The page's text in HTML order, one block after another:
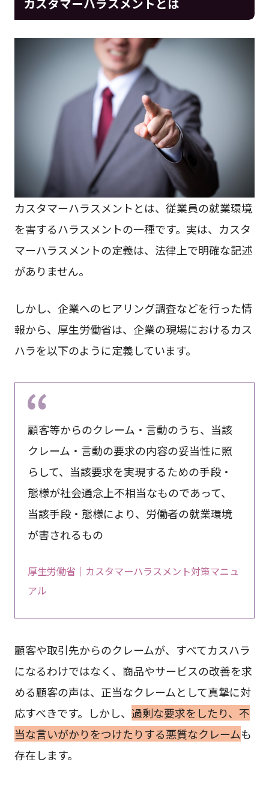
カスタマーハラスメントとは
カスタマーハラスメントとは、従業員の就業環境
を害するハラスメントの一種です。実は、カスタ
マーハラスメントの定義は、法律上で明確な記述
がありません。
しかし、企業へのヒアリング調査などを行った情
報から、厚生労働省は、企業の現場におけるカス
ハラを以下のように定義しています。
顧客等からのクレーム・言動のうち、当該
クレーム・言動の要求の内容の妥当性に照
らして、当該要求を実現するための手段・
態様が社会通念上不相当なものであって、
当該手段・態様により、労働者の就業環境
が害されるもの
厚生労働省｜カスタマーハラスメント対策マニュ
アル
顧客や取引先からのクレームが、すべてカスハラ
になるわけではなく、商品やサービスの改善を求
める顧客の声は、正当なクレームとして真摯に対
応すべきです。しかし、 過剰な要求をしたり、不
当な言いがかりをつけたりする悪質なクレームも
存在します。